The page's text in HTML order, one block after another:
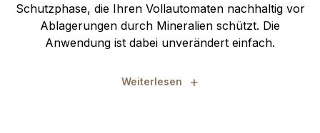
Schutzphase, die Ihren Vollautomaten nachhaltig vor
Ablagerungen durch Mineralien schützt. Die
Anwendung ist dabei unverändert einfach.
Weiterlesen +